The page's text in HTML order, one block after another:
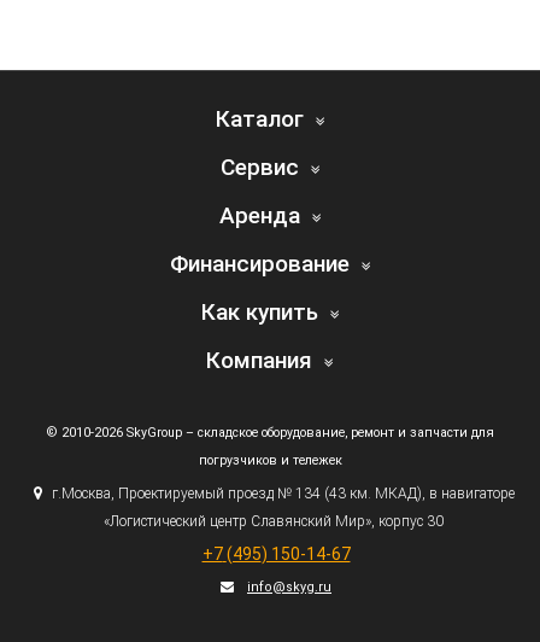
Каталог
Сервис
Аренда
Финансирование
Как купить
Компания
© 2010-2026 SkyGroup – складское оборудование, ремонт и запчасти для
погрузчиков и тележек
г.Москва, Проектируемый проезд № 134 (43км. МКАД), в навигаторе
«Логистический центр Славянский Мир», корпус 30
+7 (495) 150-14-67
info@skyg.ru